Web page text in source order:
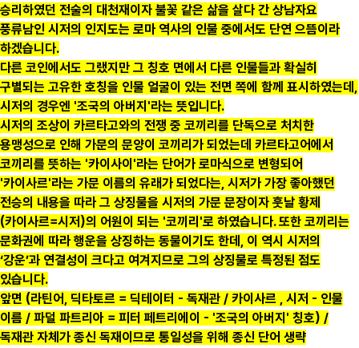
승리하였던 전술의 대천재이자 불꽃 같은 삶을 살다 간 상남자요
풍류남인 시저의 인지도는 로마 역사의 인물 중에서도 단연 으뜸이라
하겠습니다.
다른 코인에서도 그랬지만 그 칭호 면에서 다른 인물들과 확실히
구별되는 고유한 호칭을 인물 얼굴이 있는 전면 쪽에 함께 표시하였는데,
시저의 경우엔 '조국의 아버지'라는 뜻입니다.
시저의 조상이 카르타고와의 전쟁 중 코끼리를 단독으로 처치한
용맹성으로 인해 가문의 문양이 코끼리가 되었는데 카르타고어에서
코끼리를 뜻하는 '카이사이'라는 단어가 로마식으로 변형되어
'카이사르'라는 가문 이름의 유래가 되었다는, 시저가 가장 좋아했던
전승의 내용을 따라 그 상징물을 시저의 가문 문장이자 훗날 황제
(카이사르=시저)의 어원이 되는 '코끼리'로 하였습니다. 또한 코끼리는
문화권에 따라 행운을 상징하는 동물이기도 한데, 이 역시 시저의
‘강운’과 연결성이 크다고 여겨지므로 그의 상징물로 특정된 점도
있습니다.
앞면 (라틴어, 딕타토르 = 딕테이터 - 독재관 / 카이사르 , 시저 - 인물
이름 / 파덜 파트리아 = 피터 페트리에이 - '조국의 아버지' 칭호) /
독재관 자체가 종신 독재이므로 통일성을 위해 종신 단어 생략